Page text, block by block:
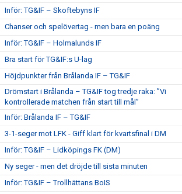
Inför: TG&IF – Skoftebyns IF
Chanser och spelövertag - men bara en poäng
Inför: TG&IF – Holmalunds IF
Bra start för TG&IF:s U-lag
Höjdpunkter från Brålanda IF – TG&IF
Drömstart i Brålanda – TG&IF tog tredje raka: ”Vi
kontrollerade matchen från start till mål”
Inför: Brålanda IF – TG&IF
3-1-seger mot LFK - Giff klart för kvartsfinal i DM
Inför: TG&IF – Lidköpings FK (DM)
Ny seger - men det dröjde till sista minuten
Inför: TG&IF – Trollhättans BoIS